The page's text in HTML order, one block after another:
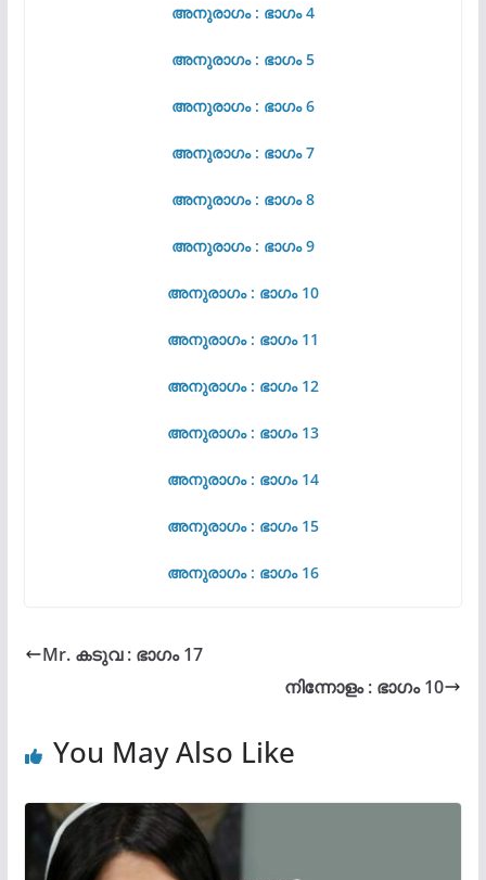
അനുരാഗം : ഭാഗം 4
അനുരാഗം : ഭാഗം 5
അനുരാഗം : ഭാഗം 6
അനുരാഗം : ഭാഗം 7
അനുരാഗം : ഭാഗം 8
അനുരാഗം : ഭാഗം 9
അനുരാഗം : ഭാഗം 10
അനുരാഗം : ഭാഗം 11
അനുരാഗം : ഭാഗം 12
അനുരാഗം : ഭാഗം 13
അനുരാഗം : ഭാഗം 14
അനുരാഗം : ഭാഗം 15
അനുരാഗം : ഭാഗം 16
Mr. കടുവ : ഭാഗം 17
നിന്നോളം : ഭാഗം 10
You May Also Like